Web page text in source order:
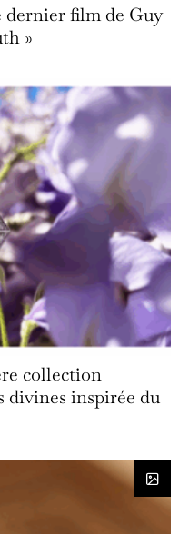
dernier film de Guy
»
collection
inspirée du